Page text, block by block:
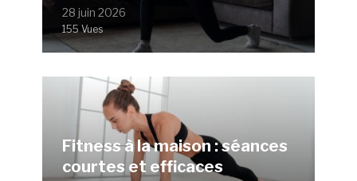
28 juin 2026
155 Vues
Fitness à la maison : séances
courtes et efficaces